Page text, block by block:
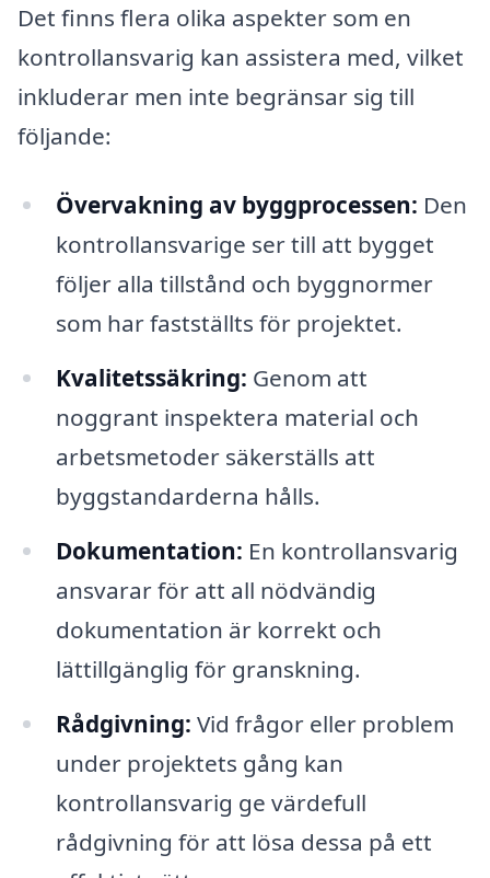
Det finns flera olika aspekter som en
kontrollansvarig kan assistera med, vilket
inkluderar men inte begränsar sig till
följande:
Övervakning av byggprocessen: Den
kontrollansvarige ser till att bygget
följer alla tillstånd och byggnormer
som har fastställts för projektet.
Kvalitetssäkring: Genom att
noggrant inspektera material och
arbetsmetoder säkerställs att
byggstandarderna hålls.
Dokumentation: En kontrollansvarig
ansvarar för att all nödvändig
dokumentation är korrekt och
lättillgänglig för granskning.
Rådgivning: Vid frågor eller problem
under projektets gång kan
kontrollansvarig ge värdefull
rådgivning för att lösa dessa på ett